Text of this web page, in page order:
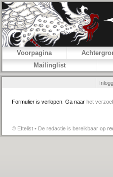
Voorpagina
Mailinglist
Formulier is verlopen. Ga naar het
© Eftelist • De redactie is bereikbaar op